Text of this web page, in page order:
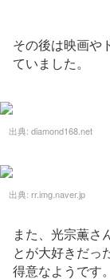
その後は映画や
ていました。
出典: diamond168.net
出典: rr.img.naver.jp
また、光宗薫さ
とが大好きだっ
得意なようです。